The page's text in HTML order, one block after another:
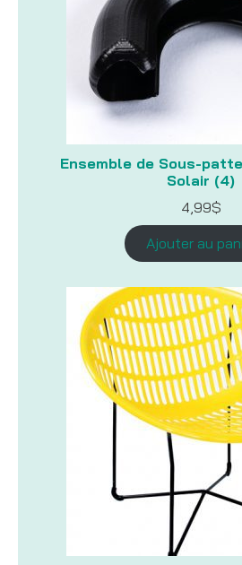
Ensemble de Sous-
Solair (4)
4,99$
Ajouter au